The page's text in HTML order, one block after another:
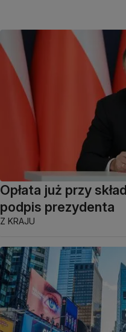
Opłata już przy
podpis prezydenta
Z KRAJU